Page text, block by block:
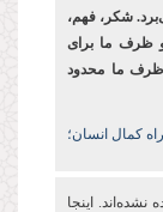
شکر، فهم،
و ظرف ما برای
ما محدود
کمال انسان؛
نشده‌اند. اینجا